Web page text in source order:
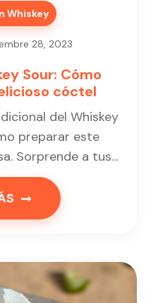
Whiskey
28, 2023
Sour: Cómo
cóctel
del Whiskey
preparar este
Sorprende a tus...